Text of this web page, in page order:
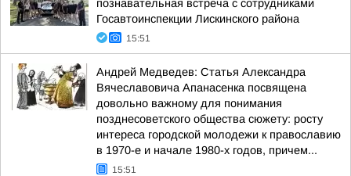
познавательная встреча с сотрудниками
Госавтоинспекции Лискинского района
15:51
Андрей Медведев: Статья Александра
Вячеславовича Апанасенка посвящена
довольно важному для понимания
позднесоветского общества сюжету: росту
интереса городской молодежи к православию
в 1970-е и начале 1980-х годов, причем...
15:51